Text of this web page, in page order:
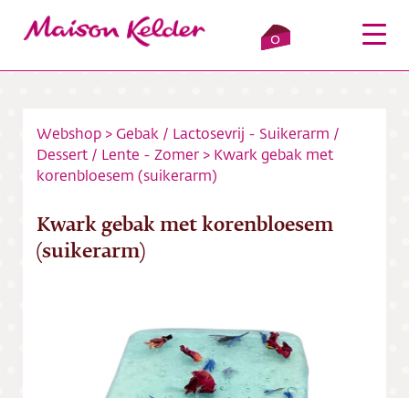
0
Inloggen
Webshop
Verkooppunten
Webshop > Gebak / Lactosevrij - Suikerarm /
Dessert / Lente - Zomer > Kwark gebak met
korenbloesem (suikerarm)
Kwark gebak met korenbloesem
(suikerarm)